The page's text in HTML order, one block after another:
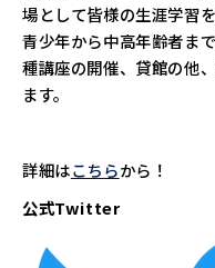
場として皆様の生涯学習
青少年から中高年齢者ま
種講座の開催、貸館の他
ます。
詳細はこちらから！
公式Twitter